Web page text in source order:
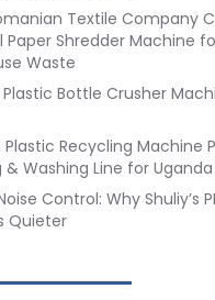
Textile Company
Paper Shredder Machine
Waste
Bottle Crusher
Plastic Recycling Machine
& Washing Line for Uganda
Control: Why Shuliy’s
Quieter